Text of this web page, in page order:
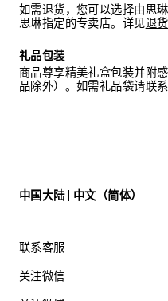
如需退货，您可以选择由思
思琳指定的专卖店。详见退
礼品包装
商品尊享精美礼盒包装并附
品除外）。如需礼品袋请联系
中国大陆 | 中文（简体）
联系客服
关注微信